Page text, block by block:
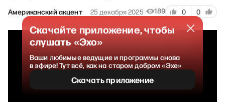
Американский акцент 25 декабря 2025 189 0 0
Скачайте приложение, чтобы
слушать «Эхо»
Ваши любимые ведущие и программы снова
в эфире! Тут всё, как на старом добром «Эхе»
Скачать приложение